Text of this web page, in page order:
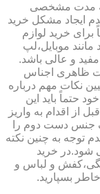
به مدت مشخصی
ایجاد مشکل خرید
خرید لوازم
مانند موبایل،لپ
و عالی باشد.
ظاهری اجناس
نکات مهم درباره
حتماً باید این
از اقدام به واریز
جنس دست دوم را
توجه به چنین نکته
شود.در خرید
و لباس و
بسپارید.